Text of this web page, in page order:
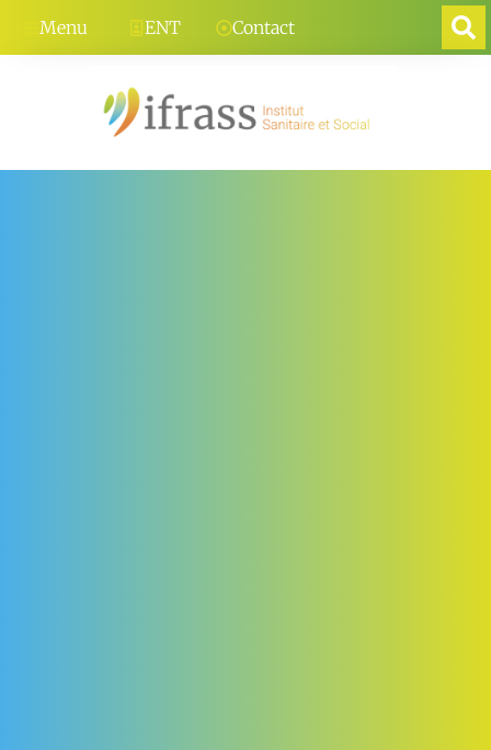
Menu ENT Contact